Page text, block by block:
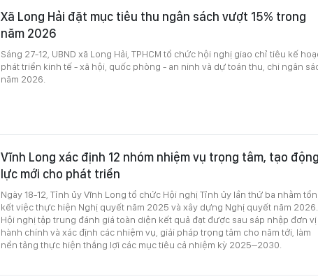
Xã Long Hải đặt mục tiêu thu ngân sách vượt 15% trong
năm 2026
Sáng 27-12, UBND xã Long Hải, TPHCM tổ chức hội nghị giao chỉ tiêu kế
phát triển kinh tế - xã hội, quốc phòng - an ninh và dự toán thu, chi ngân
năm 2026.
Vĩnh Long xác định 12 nhóm nhiệm vụ trọng tâm, tạo động
lực mới cho phát triển
Ngày 18-12, Tỉnh ủy Vĩnh Long tổ chức Hội nghị Tỉnh ủy lần thứ ba nhằm
kết việc thực hiện Nghị quyết năm 2025 và xây dựng Nghị quyết năm 2026.
Hội nghị tập trung đánh giá toàn diện kết quả đạt được sau sáp nhập đơn vị
hành chính và xác định các nhiệm vụ, giải pháp trọng tâm cho năm tới, làm
nền tảng thực hiện thắng lợi các mục tiêu cả nhiệm kỳ 2025–2030.